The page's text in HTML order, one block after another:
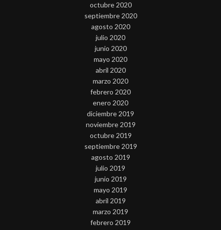
octubre 2020
septiembre 2020
agosto 2020
julio 2020
junio 2020
mayo 2020
abril 2020
marzo 2020
febrero 2020
enero 2020
diciembre 2019
noviembre 2019
octubre 2019
septiembre 2019
agosto 2019
julio 2019
junio 2019
mayo 2019
abril 2019
marzo 2019
febrero 2019